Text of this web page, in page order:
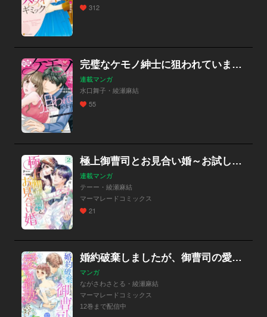
312
完璧なケモノ紳士に狙われています。
連載マンガ
水口舞子・綾瀬麻結
55
極上御曹司とお見合い婚～お試し恋愛始めます～
連載マンガ
テーー・綾瀬麻結
マーマレードコミックス
21
婚約破棄しましたが、御曹司の愛され新妻になりました【分冊版】
マンガ
ながさわさとる・綾瀬麻結
マーマレードコミックス
12巻まで配信中